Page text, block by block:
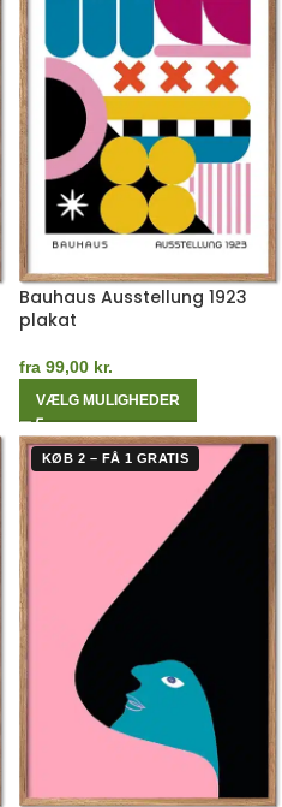
Bauhaus Ausstellung 1923
plakat
fra 99,00 kr.
VÆLG MULIGHEDER
KØB 2 – FÅ 1 GRATIS